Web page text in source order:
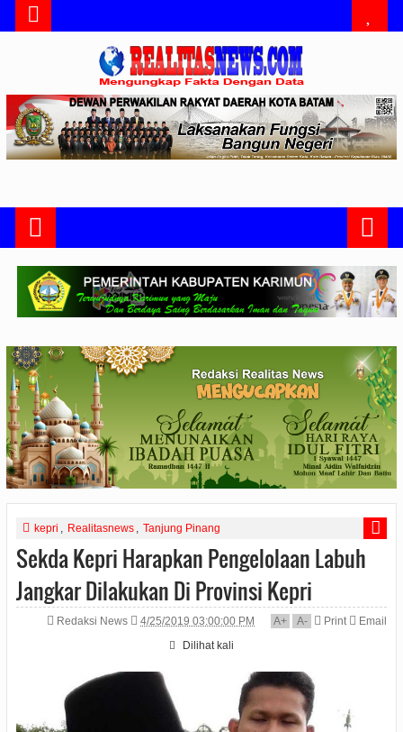
kepri Realitasnews Tanjung Pinang
Sekda Kepri Harapkan Pengelolaan Labuh
Jangkar Dilakukan Di Provinsi Kepri
Redaksi News 4/25/2019 03:00:00 PM A+ A- Print
Email
Dilihat kali